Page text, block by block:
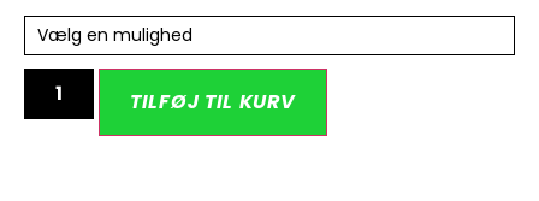
Vælg en mulighed
TILFØJ TIL KURV